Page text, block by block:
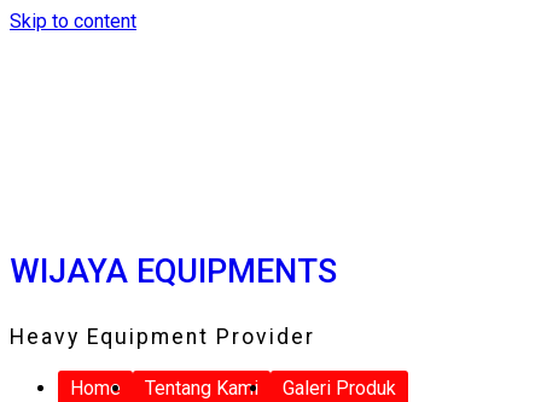
Skip to content
WIJAYA EQUIPMENTS
Heavy Equipment Provider
Home Tentang Kami
Galeri Produk